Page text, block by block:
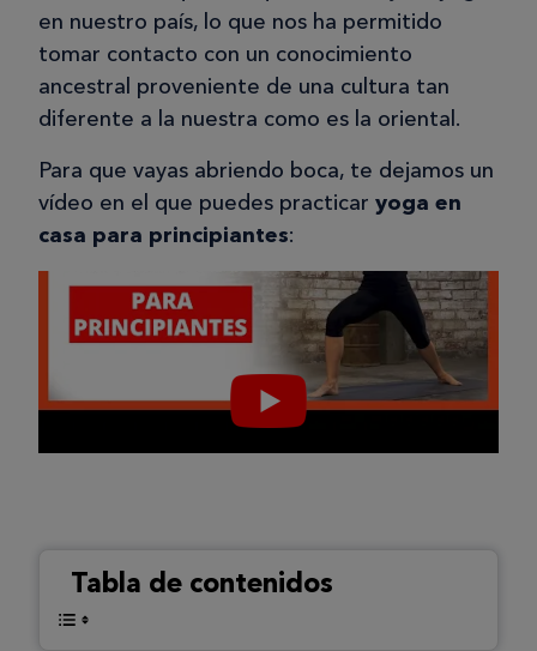
en nuestro país, lo que nos ha permitido
tomar contacto con un conocimiento
ancestral proveniente de una cultura tan
diferente a la nuestra como es la oriental.
Para que vayas abriendo boca, te dejamos un
vídeo en el que puedes practicar yoga en
casa para principiantes:
Tabla de contenidos